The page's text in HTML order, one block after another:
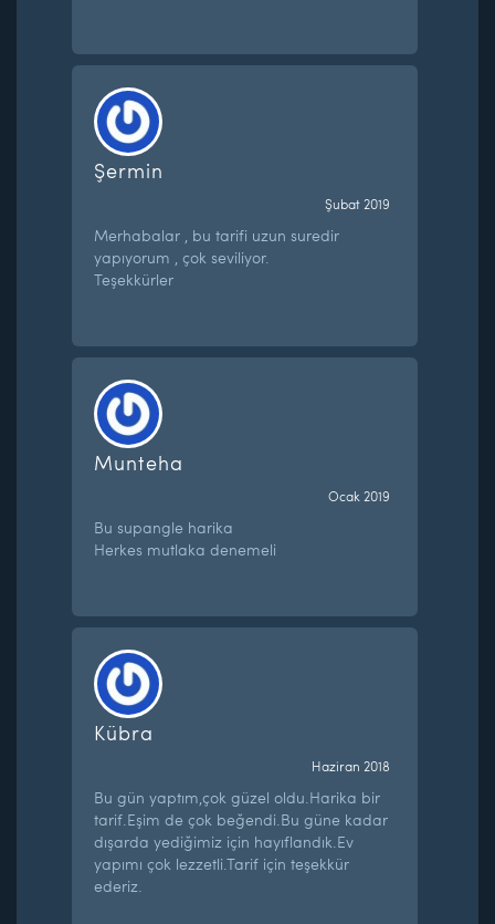
Şermin
Şubat 2019
Merhabalar , bu tarifi uzun suredir
yapıyorum , çok seviliyor.
Teşekkürler
Munteha
Ocak 2019
Bu supangle harika
Herkes mutlaka denemeli
Kübra
Haziran 2018
Bu gün yaptım,çok güzel oldu.Harika bir
tarif.Eşim de çok beğendi.Bu güne kadar
dışarda yediğimiz için hayıflandık.Ev
yapımı çok lezzetli.Tarif için teşekkür
ederiz.